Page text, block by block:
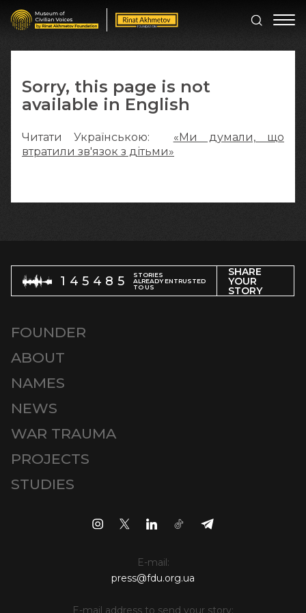
Sorry, this page is not
available in English
Читати Українською: «Ми думали, що
втратили зв'язок з дітьми»
145485
STORIES
ALREADY ENTRUSTED
TO US
SHARE
YOUR
STORY
FOUNDER
ABOUT
NAMES
NEWS
WAR TRAUMA
PROJECTS
STUDIES
E-mail:
press@fdu.org.ua